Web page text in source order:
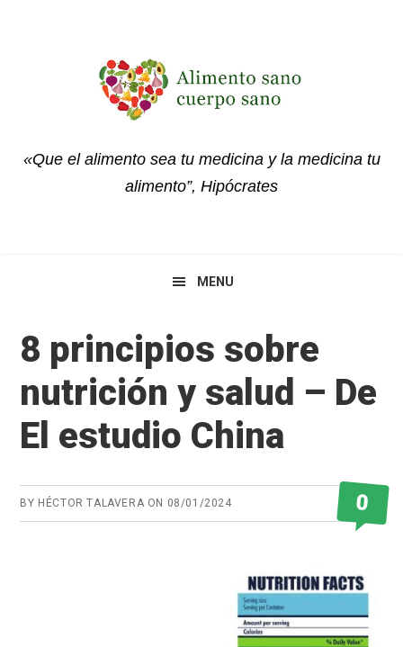
«Que el alimento sea tu medicina y la medicina tu
alimento”, Hipócrates
MENU
8 principios sobre
nutrición y salud – De
El estudio China
BY HÉCTOR TALAVERA ON 08/01/2024 0